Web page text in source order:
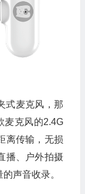
式麦克风，那
麦克风的2.4G
离传输，无损
播、户外拍摄
声音收录。